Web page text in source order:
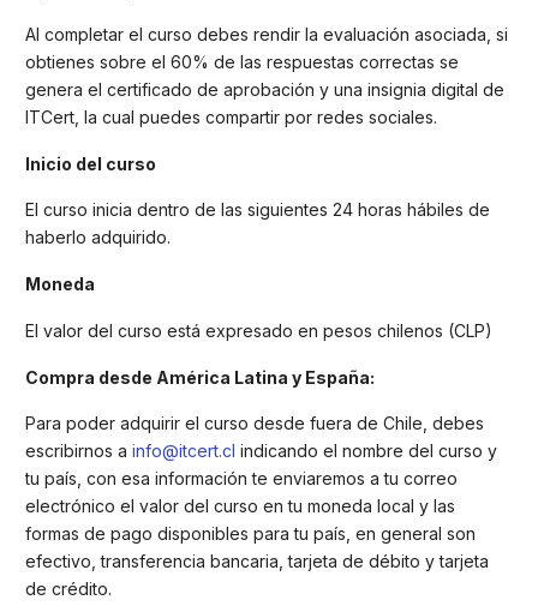
Al completar el curso debes rendir la evaluación asociada, si
obtienes sobre el 60% de las respuestas correctas se
genera el certificado de aprobación y una insignia digital de
ITCert, la cual puedes compartir por redes sociales.
Inicio del curso
El curso inicia dentro de las siguientes 24 horas hábiles de
haberlo adquirido.
Moneda
El valor del curso está expresado en pesos chilenos (CLP)
Compra desde América Latina y España:
Para poder adquirir el curso desde fuera de Chile, debes
escribirnos a info@itcert.cl indicando el nombre del curso y
tu país, con esa información te enviaremos a tu correo
electrónico el valor del curso en tu moneda local y las
formas de pago disponibles para tu país, en general son
efectivo, transferencia bancaria, tarjeta de débito y tarjeta
de crédito.